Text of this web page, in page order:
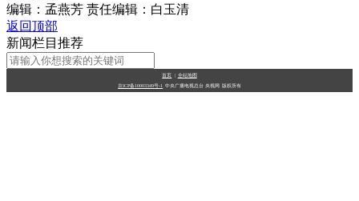
财经 教育 乡村振兴
大国智造
编辑：孟燕芳 责任编辑：白玉清
返回顶部
新闻栏目推荐
首页 全站地图
京ICP备10003349号-1 中央广播电视总台 央视网 版权所有